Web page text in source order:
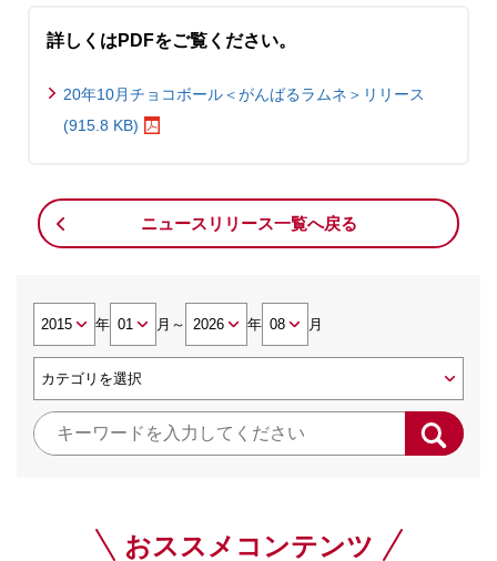
詳しくはPDFをご覧ください。
20年10月チョコボール＜がんばるラムネ＞リリース
(915.8 KB)
ニュースリリース一覧へ戻る
年 月 ～ 年 月
おススメコンテンツ